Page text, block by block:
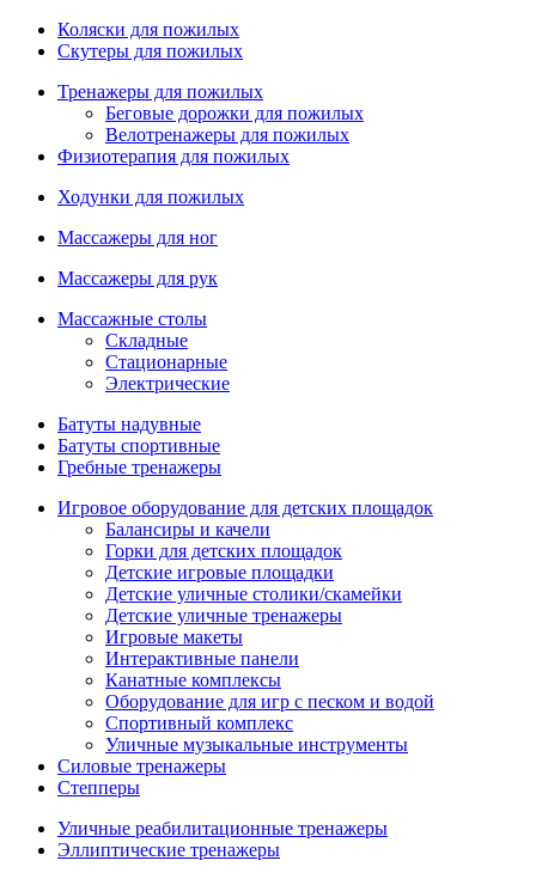
Коляски для пожилых
Скутеры для пожилых
Тренажеры для пожилых
Беговые дорожки для пожилых
Велотренажеры для пожилых
Физиотерапия для пожилых
Ходунки для пожилых
Массажеры для ног
Массажеры для рук
Массажные столы
Складные
Стационарные
Электрические
Батуты надувные
Батуты спортивные
Гребные тренажеры
Игровое оборудование для детских площадок
Балансиры и качели
Горки для детских площадок
Детские игровые площадки
Детские уличные столики/скамейки
Детские уличные тренажеры
Игровые макеты
Интерактивные панели
Канатные комплексы
Оборудование для игр с песком и водой
Спортивный комплекс
Уличные музыкальные инструменты
Силовые тренажеры
Степперы
Уличные реабилитационные тренажеры
Эллиптические тренажеры